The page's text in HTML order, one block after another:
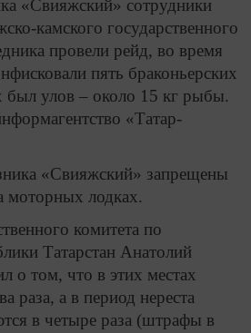
«Свияжский» сотрудники
камского государственного
провели рейд, во время
пять браконьерских
был улов – около 15 кг рыбы.
«Татар-
«Свияжский» запрещены
моторных лодках.
комитета по
Татарстан Анатолий
том, что в этих местах
раза, а в период нереста
в четыре раза (штрафы в